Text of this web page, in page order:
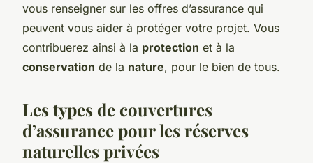
vous renseigner sur les offres d’assurance qui
peuvent vous aider à protéger votre projet. Vous
contribuerez ainsi à la protection et à la
conservation de la nature, pour le bien de tous.
Les types de couvertures
d’assurance pour les réserves
naturelles privées